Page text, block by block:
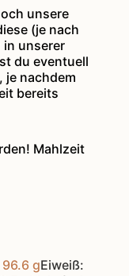
unsere
(je nach
in unserer
du eventuell
je nachdem
bereits
Mahlzeit
96.6 gEiweiß: